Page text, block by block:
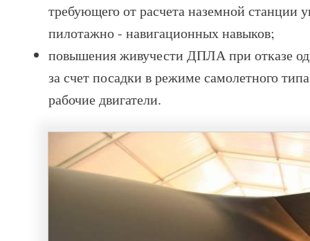
требующего от расчета наземной станции
пилотажно - навигационных навыков;
повышения живучести ДПЛА при отказе
за счет посадки в режиме самолетного
рабочие двигатели.